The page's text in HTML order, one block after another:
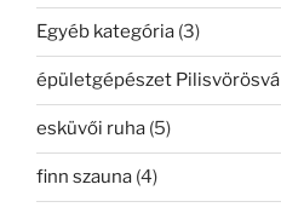
Egyéb kategória (3)
épületgépészet Pilisvörösvá
esküvői ruha (5)
finn szauna (4)